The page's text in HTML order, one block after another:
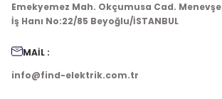
Emekyemez Mah. Okçumusa Cad. Menevşe
İş Hanı No:22/85 Beyoğlu/İSTANBUL
MAİL :
info@find-elektrik.com.tr